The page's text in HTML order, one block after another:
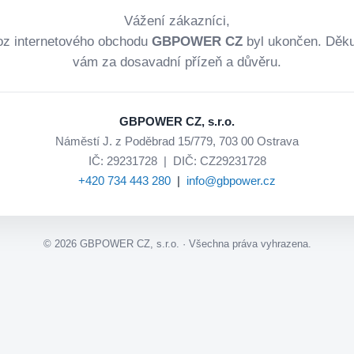
Vážení zákazníci,
internetového obchodu GBPOWER CZbyl ukončen.
vám za dosavadní přízeň a důvěru.
GBPOWER CZ, s.r.o.
Náměstí J. z Poděbrad 15/779, 703 00 Ostrava
IČ: 29231728 | DIČ: CZ29231728
+420 734 443 280 | info@gbpower.cz
© 2026GBPOWER CZ, s.r.o. · Všechna práva vyhrazena.